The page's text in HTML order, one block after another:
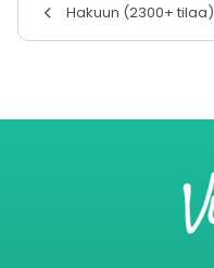
Hakuun (2300+ tilaa)